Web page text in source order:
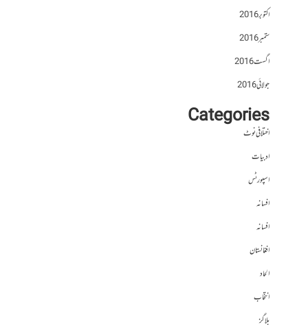
اکتوبر 2016
ستمبر 2016
اگست 2016
جولائی 2016
Categories
اختلافی نوٹ
ادبیات
اسپورٹس
افسانہ
افسانہ
افغانستان
الحاد
انتخاب
بلاگز